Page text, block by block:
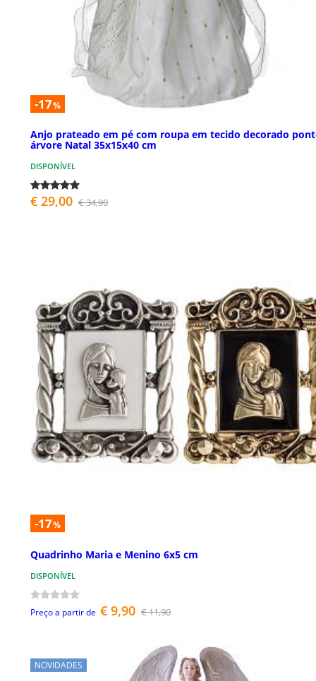
-17%
Anjo prateado em pé com roupa em tecido decorado
árvore Natal 35x15x40 cm
DISPONÍVEL
€ 29,00 € 34,90
-17%
Quadrinho Maria e Menino 6x5 cm
DISPONÍVEL
Preço a partir de € 9,90 € 11,90
NOVIDADES